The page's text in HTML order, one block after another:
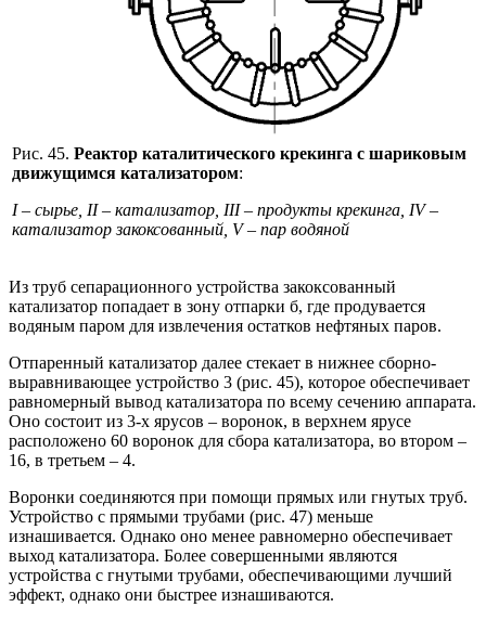
Рис. 45. Реактор каталитического крекинга с шариковым
движущимся катализатором:
I – сырье, II – катализатор, III – продукты крекинга, IV –
катализатор закоксованный, V – пар водяной
Из труб сепарационного устройства закоксованный
катализатор попадает в зону отпарки б, где продувается
водяным паром для извлечения остатков нефтяных паров.
Отпаренный катализатор далее стекает в нижнее сборно-
выравнивающее устройство 3 (рис. 45), которое обеспечивает
равномерный вывод катализатора по всему сечению аппарата.
Оно состоит из 3-х ярусов – воронок, в верхнем ярусе
расположено 60 воронок для сбора катализатора, во втором –
16, в третьем – 4.
Воронки соединяются при помощи прямых или гнутых труб.
Устройство с прямыми трубами (рис. 47) меньше
изнашивается. Однако оно менее равномерно обеспечивает
выход катализатора. Более совершенными являются
устройства с гнутыми трубами, обеспечивающими лучший
эффект, однако они быстрее изнашиваются.